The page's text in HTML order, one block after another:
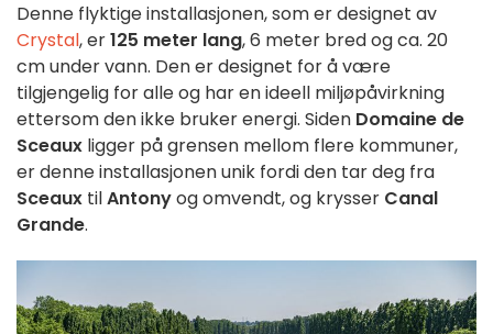
Denne flyktige installasjonen, som er designet av
Crystal, er125 meter lang, 6 meter bred og ca. 20
cm under vann. Den er designet for å være
tilgjengelig for alle og har en ideell miljøpåvirkning
ettersom den ikke bruker energi. Siden Domaine de
Sceaux ligger på grensen mellom flere kommuner,
er denne installasjonen unik fordi den tar deg fra
Sceaux tilAntonyog omvendt, og krysser Canal
Grande.